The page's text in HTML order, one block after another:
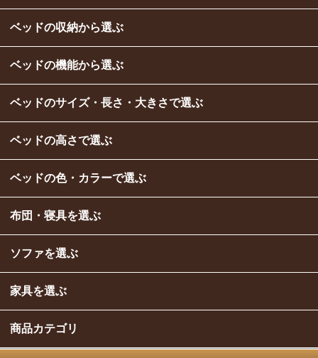
ベッドの収納から選ぶ
ベッドの機能から選ぶ
ベッドのサイズ・長さ・大きさで選ぶ
ベッドの高さで選ぶ
ベッドの色・カラーで選ぶ
布団・寝具を選ぶ
ソファを選ぶ
家具を選ぶ
商品カテゴリ